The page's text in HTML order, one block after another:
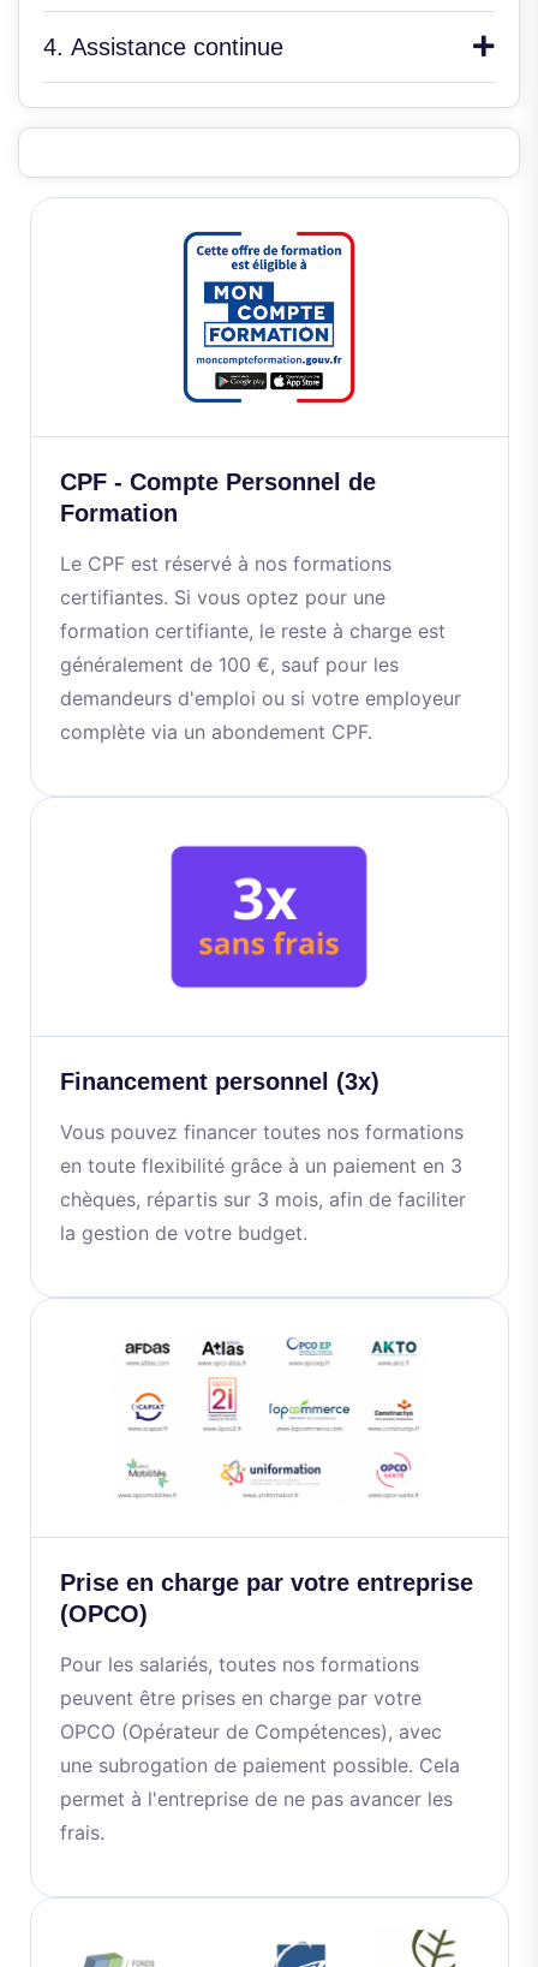
4. Assistance continue
CPF - Compte Personnel de
Formation
Le CPF est réservé à nos formations
certifiantes. Si vous optez pour une
formation certifiante, le reste à charge est
généralement de 100 €, sauf pour les
demandeurs d'emploi ou si votre employeur
complète via un abondement CPF.
Financement personnel (3x)
Vous pouvez financer toutes nos formations
en toute flexibilité grâce à un paiement en 3
chèques, répartis sur 3 mois, afin de faciliter
la gestion de votre budget.
Prise en charge par votre entreprise
(OPCO)
Pour les salariés, toutes nos formations
peuvent être prises en charge par votre
OPCO (Opérateur de Compétences), avec
une subrogation de paiement possible. Cela
permet à l'entreprise de ne pas avancer les
frais.